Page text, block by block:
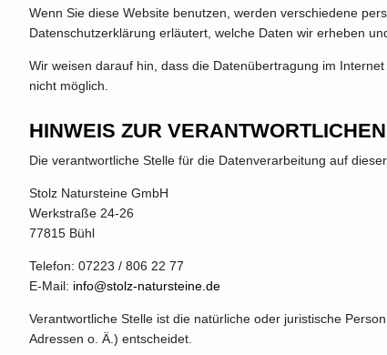
Wenn Sie diese Website benutzen, werden verschiedene
Datenschutzerklärung erläutert, welche Daten wir erheben
Wir weisen darauf hin, dass die Datenübertragung im
nicht möglich.
HINWEIS ZUR
Die verantwortliche Stelle für die Datenverarbeitung auf
Stolz Natursteine GmbH
Werkstraße 24-26
77815 Bühl
Telefon: 07223 / 806 22 77
E-Mail: info@stolz-natursteine.de
Verantwortliche Stelle ist die natürliche oder juristische
Adressen o. Ä.) entscheidet.